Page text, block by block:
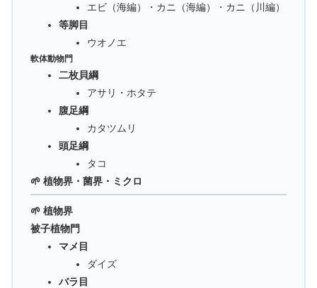
エビ（海編）・カニ（海編）・カニ（川編）
等脚目
ウオノエ
軟体動物門
二枚貝綱
アサリ・ホタテ
腹足綱
カタツムリ
頭足綱
タコ
🌱 植物界・菌界・ミクロ
🌱 植物界
被子植物門
マメ目
ダイズ
バラ目